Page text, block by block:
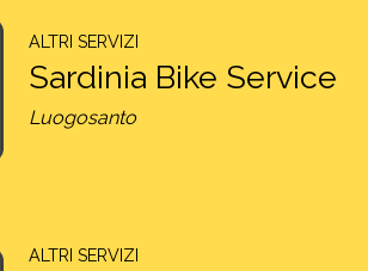
ALTRI SERVIZI
Sardinia Bike Service
Luogosanto
ALTRI SERVIZI